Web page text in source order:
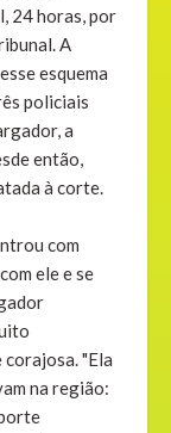
24 horas, por
A
esquema
policiais
a
então,
à corte.
com
ele e se
"Ela
na região: